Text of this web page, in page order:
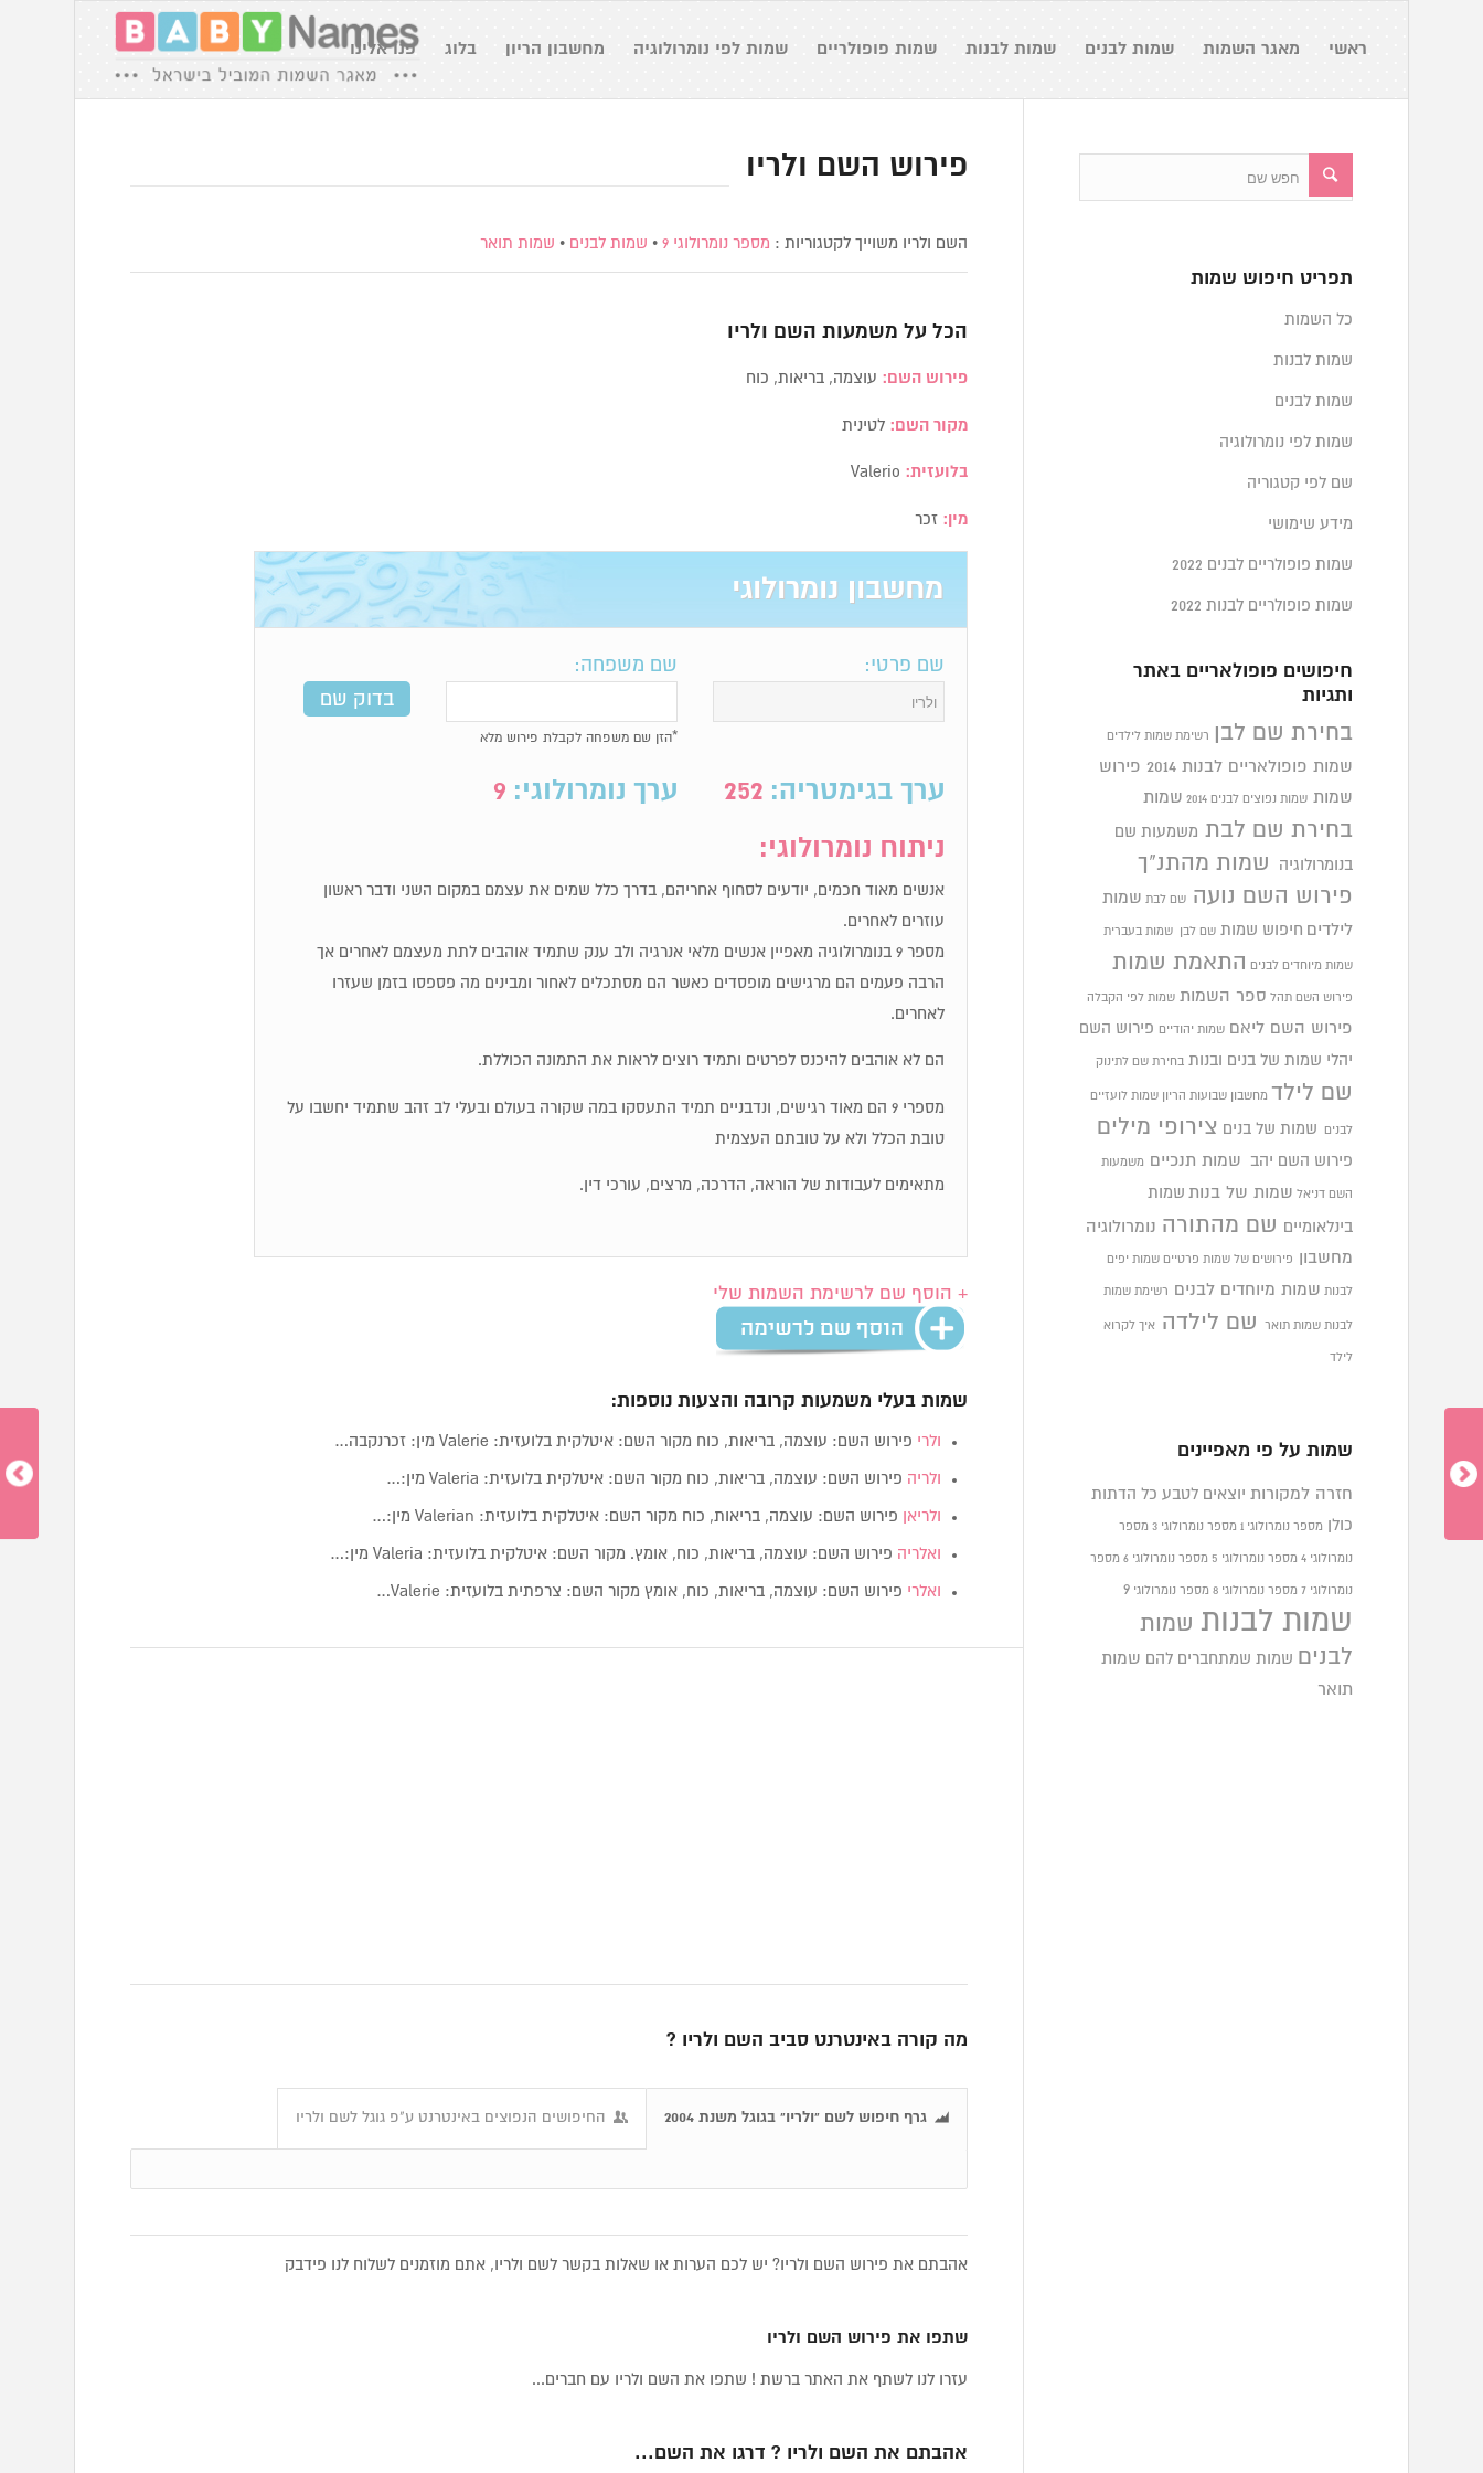
ראשי מאגר השמות שמות לבנים שמות לבנות שמות פופולריים שמות לפי נומרולוגיה מחשבון הריון בלוג פנו אלינו
פירוש השם ולריו
השם ולריו משוייך לקטגוריות : מספר נומרולוגי 9 • שמות לבנים • שמות תואר
הכל על משמעות השם ולריו
פירוש השם: עוצמה, בריאות, כוח
מקור השם: לטינית
בלועזית:
מין: זכר
מחשבון נומרולוגי
שם פרטי: שם משפחה:
*הזן שם משפחה לקבלת פירוש מלא
ערך בגימטריה: 252 ערך נומרולוגי: 9
ניתוח נומרולוגי:
אנשים מאוד חכמים, יודעים לסחוף אחריהם, בדרך כלל שמים את עצמם במקום השני ודבר ראשון
עוזרים לאחרים.
מספר 9 בנומרולוגיה מאפיין אנשים מלאי אנרגיה ולב ענק שתמיד אוהבים לתת מעצמם לאחרים אך
הרבה פעמים הם מרגישים מופסדים כאשר הם מסתכלים לאחור ומבינים מה פספסו בזמן שעזרו
לאחרים.
הם לא אוהבים להיכנס לפרטים ותמיד רוצים לראות את התמונה הכוללת.
מספרי 9 הם מאוד רגישים, ונדבניים תמיד התעסקו במה שקורה בעולם ובעלי לב זהב שתמיד יחשבו על
טובת הכלל ולא על טובתם העצמית
מתאימים לעבודות של הוראה, הדרכה, מרצים, עורכי דין.
+ הוסף שם לרשימת השמות שלי
שמות בעלי משמעות קרובה והצעות נוספות:
ולרי פירוש השם: עוצמה, בריאות, כוח מקור השם: איטלקית בלועזית: Valerie מין: זכרנקבה…
ולריה פירוש השם: עוצמה, בריאות, כוח מקור השם: איטלקית בלועזית: Valeria מין:…
ולריאן פירוש השם: עוצמה, בריאות, כוח מקור השם: איטלקית בלועזית: Valerian מין:…
ואלריה פירוש השם: עוצמה, בריאות, כוח, אומץ. מקור השם: איטלקית בלועזית: Valeria מין:…
ואלרי פירוש השם: עוצמה, בריאות, כוח, אומץ מקור השם: צרפתית בלועזית: Valerie…
מה קורה באינטרנט סביב השם ולריו ?
גרף חיפוש לשם "ולריו" בגוגל משנת 2004 החיפושים הנפוצים באינטרנט ע"פ גוגל לשם ולריו
אהבתם את פירוש השם ולריו? יש לכם הערות או שאלות בקשר לשם ולריו, אתם מוזמנים לשלוח לנו פידבק
שתפו את פירוש השם ולריו
עזרו לנו לשתף את האתר ברשת ! שתפו את השם ולריו עם חברים...
אהבתם את השם ולריו ? דרגו את השם...
תפריט חיפוש שמות
כל השמות
שמות לבנות
שמות לבנים
שמות לפי נומרולוגיה
שם לפי קטגוריה
מידע שימושי
שמות פופולריים לבנים 2022
שמות פופולריים לבנות 2022
חיפושים פופולאריים באתר
ותגיות
בחירת שם לבן רשימת שמות לילדים
שמות פופולאריים לבנות 2014 פירוש
שמות שמות נפוצים לבנים 2014 שמות
בחירת שם לבת משמעות שם
בנומרולוגיה
שמות מהתנ"ך
פירוש השם נועה
שם לבת שמות
לילדים חיפוש שמות שם לבן שמות בעברית
שמות מיוחדים לבנים התאמת שמות
פירוש השם תהל ספר השמות שמות לפי הקבלה
פירוש השם ליאם שמות יהודיים פירוש השם
יהלי שמות של בנים ובנות בחירת שם לתינוק
שם לילד מחשבון שבועות הריון שמות לועזיים
לבנים שמות של בנים צירופי מילים
פירוש השם יהב שמות תנכיים משמעות
השם דניאל שמות של בנות שמות
בינלאומיים שם מהתורה נומרולוגיה
מחשבון פירושים של שמות פרטיים שמות יפים
לבנות שמות מיוחדים לבנים רשימת שמות
לבנות שמות תואר שם לילדה איך לקרוא
לילד
שמות על פי מאפיינים
חזרה למקורות יוצאים לטבע כל הדתות
כולן מספר נומרולוגי 1 מספר נומרולוגי 3 מספר
נומרולוגי 4 מספר נומרולוגי 5 מספר נומרולוגי 6 מספר
נומרולוגי 7 מספר נומרולוגי 8 מספר נומרולוגי9
שמות לבנות שמות
לבנים
שמות שמתחברים להם שמות
תואר